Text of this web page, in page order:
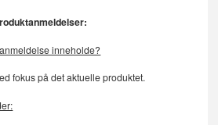
inneholde?
fokus på det aktuelle produktet.